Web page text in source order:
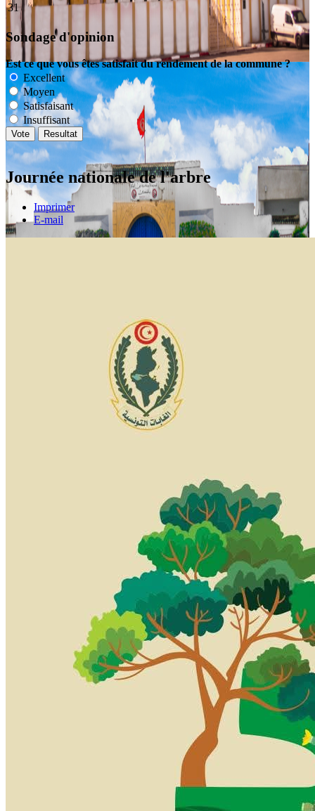
31
Sondage d'opinion
Est ce que vous êtes satisfait du rendement de la commune ?
Excellent
Moyen
Satisfaisant
Insuffisant
Journée nationale de l'arbre
Imprimer
E-mail